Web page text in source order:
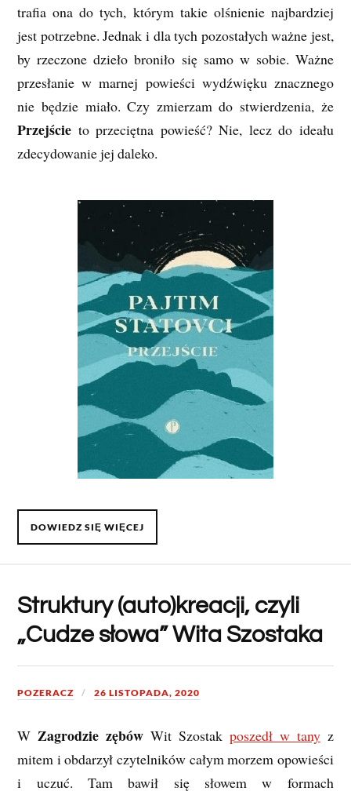
trafia ona do tych, którym takie olśnienie najbardziej
jest potrzebne. Jednak i dla tych pozostałych ważne jest,
by rzeczone dzieło broniło się samo w sobie. Ważne
przesłanie w marnej powieści wydźwięku znacznego
nie będzie miało. Czy zmierzam do stwierdzenia, że
Przejście to przeciętna powieść? Nie, lecz do ideału
zdecydowanie jej daleko.
DOWIEDZ SIĘ WIĘCEJ
Struktury (auto)kreacji, czyli
„Cudze słowa” Wita Szostaka
POZERACZ 26 LISTOPADA, 2020
W Zagrodzie zębów Wit Szostak poszedł w tanyz
mitem i obdarzył czytelników całym morzem opowieści
i uczuć. Tam bawił się słowem w formach